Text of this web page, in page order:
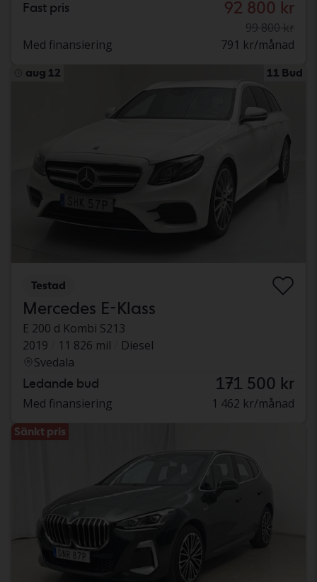
Fast pris 92 800 kr
99 800 kr
Med finansiering
791 kr/månad
aug 12 11 Bud
Testad
Mercedes E-Klass
E 200 d Kombi S213
2019
11 826 mil
Diesel
Svedala
Ledande bud 171 500 kr
Med finansiering 1 462 kr/månad
Sänkt pris